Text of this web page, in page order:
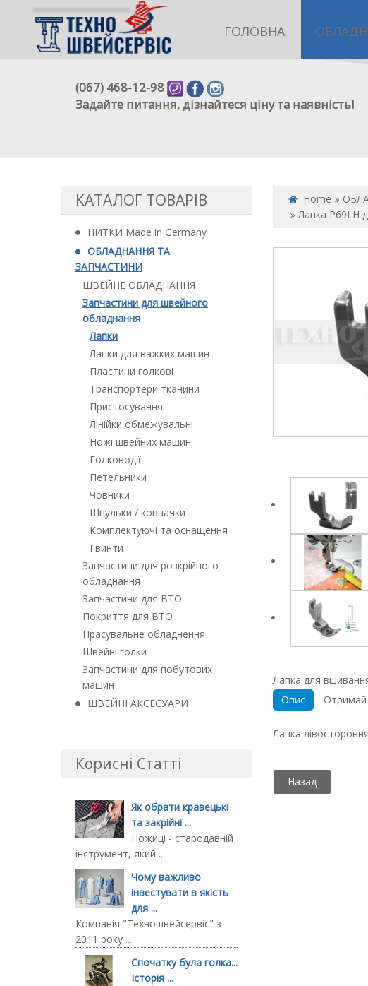
ГОЛОВНА
(067) 468-12-98
Задайте питання, дізнайтеся ціну та наявність!
КАТАЛОГ ТОВАРІВ
НИТКИ Made in Germany
ОБЛАДНАННЯ ТА
ЗАПЧАСТИНИ
ШВЕЙНЕ ОБЛАДНАННЯ
Запчастини для швейного
обладнання
Лапки
Лапки для важких машин
Пластини голкові
Транспортери тканини
Пристосування
Лінійки обмежувальні
Ножі швейних машин
Голководії
Петельники
Човники
Шпульки / ковпачки
Комплектуючі та оснащення
Гвинти
Запчастини для розкрійного
обладнання
Запчастини для ВТО
Покриття для ВТО
Прасувальне обладнення
Швейні голки
Запчастини для побутових
машин
ШВЕЙНІ АКСЕСУАРИ
Корисні Статті
Як обрати кравецькі
та закрійні ...
Ножиці - стародавній
інструмент, який ...
Чому важливо
інвестувати в якість
для ...
Компанія "Техношвейсервіс" з
2011 року ...
Спочатку була голка...
Історія ...
Home
Лапка P69LH
Лапка для
Опис
Лапка